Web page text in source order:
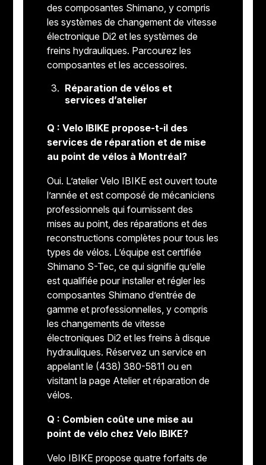
des composantes Shimano, y compris
les systèmes de changement de vitesse
électronique Di2 et les systèmes de
freins hydrauliques. Parcourez les
composantes et les accessoires.
Réparation de vélos et
services d’atelier
Q : Velo IBIKE propose-t-il des
services de réparation et de mise
au point de vélos à Montréal?
Oui. L’atelier Velo IBIKE est ouvert toute
l’année et est composé de mécaniciens
professionnels qui fournissent des
mises au point, des réparations et des
reconstructions complètes pour tous les
types de vélos. L’équipe est certifiée
Shimano S-Tec, ce qui signifie qu’elle
est qualifiée pour installer et régler les
composantes Shimano d’entrée de
gamme et professionnelles, y compris
les changements de vitesse
électroniques Di2 et les freins à disque
hydrauliques. Réservez un service en
appelant le (438) 380-5811 ou en
visitant la page Atelier et réparation de
vélos.
Q : Combien coûte une mise au
point de vélo chez Velo IBIKE?
Velo IBIKE propose quatre forfaits de